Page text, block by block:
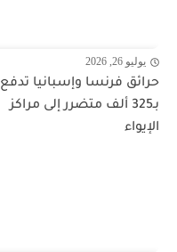
يوليو 26, 2026
حرائق فرنسا وإسبانيا تدفع
بـ325 ألف متضرر إلى مراكز
الإيواء